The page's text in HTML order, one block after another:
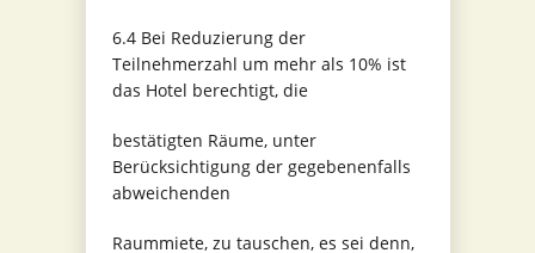
6.4 Bei Reduzierung der
Teilnehmerzahl um mehr als 10% ist
das Hotel berechtigt, die
bestätigten Räume, unter
Berücksichtigung der gegebenenfalls
abweichenden
Raummiete, zu tauschen, es sei denn,